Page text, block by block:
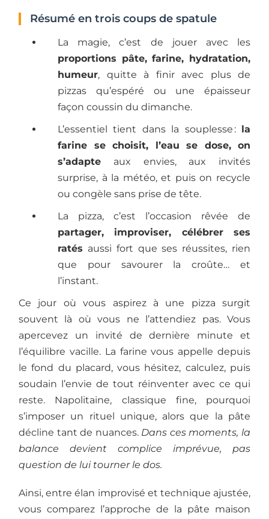
Résumé en trois coups de spatule
La magie, c’est de jouer avec les
proportions pâte, farine, hydratation,
humeur, quitte à finir avec plus de
pizzas qu’espéré ou une épaisseur
façon coussin du dimanche.
L’essentiel tient dans la souplesse : la
farine se choisit, l’eau se dose, on
s’adapte aux envies, aux invités
surprise, à la météo, et puis on recycle
ou congèle sans prise de tête.
La pizza, c’est l’occasion rêvée de
partager, improviser, célébrer ses
ratés aussi fort que ses réussites, rien
que pour savourer la croûte… et
l’instant.
Ce jour où vous aspirez à une pizza surgit
souvent là où vous ne l’attendiez pas. Vous
apercevez un invité de dernière minute et
l’équilibre vacille. La farine vous appelle depuis
le fond du placard, vous hésitez, calculez, puis
soudain l’envie de tout réinventer avec ce qui
reste. Napolitaine, classique fine, pourquoi
s’imposer un rituel unique, alors que la pâte
décline tant de nuances. Dans ces moments, la
balance devient complice imprévue, pas
question de lui tourner le dos.
Ainsi, entre élan improvisé et technique ajustée,
vous comparez l’approche de la pâte maison